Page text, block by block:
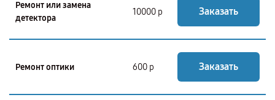
Ремонт или замена
детектора
10000 р Заказать
Ремонт оптики 600 р Заказать